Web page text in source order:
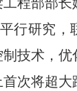
行研究，
技术，优
次将超大